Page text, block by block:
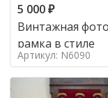
5 000₽
Винтажная фото
рамка в стиле
Артикул: N6090